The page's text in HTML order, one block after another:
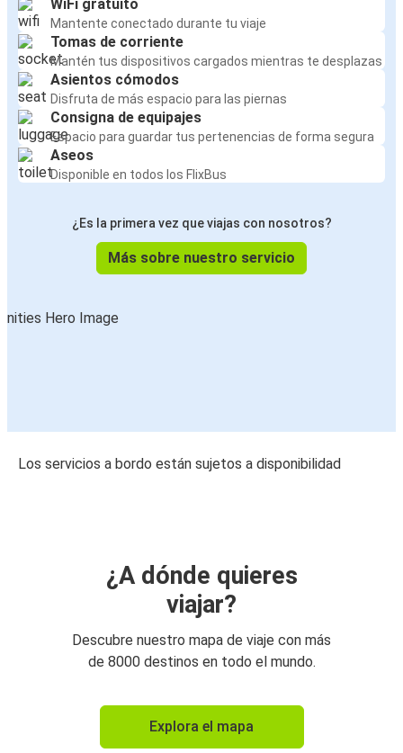
WiFi gratuito
Mantente conectado durante tu viaje
Tomas de corriente
Mantén tus dispositivos cargados mientras te desplazas
Asientos cómodos
Disfruta de más espacio para las piernas
Consigna de equipajes
Espacio para guardar tus pertenencias de forma segura
Aseos
Disponible en todos los FlixBus
¿Es la primera vez que viajas con nosotros?
Más sobre nuestro servicio
Los servicios a bordo están sujetos a disponibilidad
¿A dónde quieres
viajar?
Descubre nuestro mapa de viaje con más
de 8000 destinos en todo el mundo.
Explora el mapa